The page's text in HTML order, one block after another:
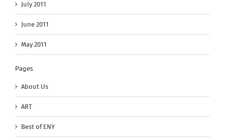
July 2011
June 2011
May 2011
Pages
About Us
ART
Best of ENY